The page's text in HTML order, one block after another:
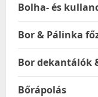
Bolha- és
Bor & Pálinka
Bor dekantálók
Bőrápolás